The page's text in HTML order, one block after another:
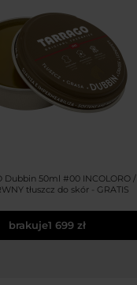
Dubbin 50ml #00 INCOLORO /
tłuszcz do skór - GRATIS
brakuje1 699 zł